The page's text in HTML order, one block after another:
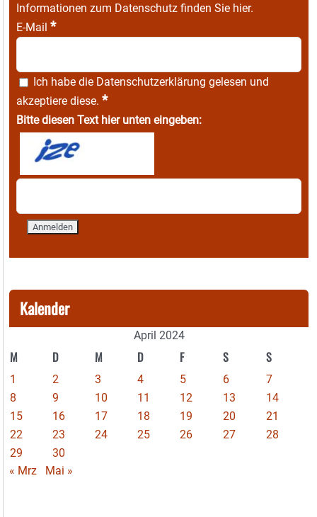
Informationen zum Datenschutz finden Sie hier.
E-Mail *
Ich habe die Datenschutzerklärung gelesen und
akzeptiere diese. *
Bitte diesen Text hier unten eingeben:
Kalender
April 2024
M D M D F S S
1 2 3 4 5 6
7
8
9 10 11 12 13
14
15
16 17 18 19 20
21
22
23 24 25 26 27
28
29
30
« Mrz
Mai »